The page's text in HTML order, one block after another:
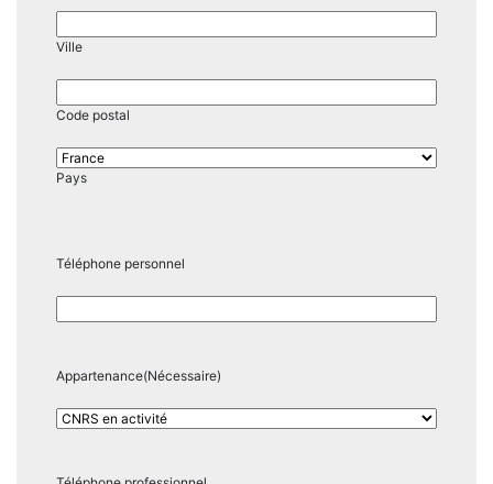
Ville
Code postal
Pays
Téléphone personnel
Appartenance(Nécessaire)